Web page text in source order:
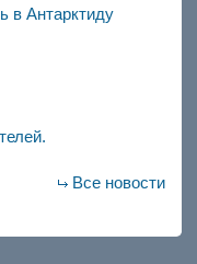
в Антарктиду
Все новости